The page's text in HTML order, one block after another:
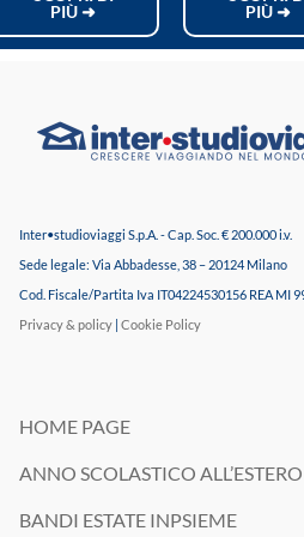
PIÙ ➜
PIÙ ➜
Inter•studioviaggi S.p.A. - Cap. Soc. € 200.000 i.v.
Sede legale: Via Abbadesse, 38 – 20124 Milano
Cod. Fiscale/Partita Iva IT04224530156 REA MI
Privacy & policy Cookie Policy
HOME PAGE
ANNO SCOLASTICO ALL’ESTERO
BANDI ESTATE INPSIEME